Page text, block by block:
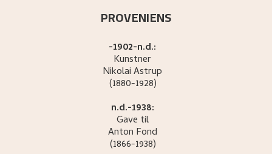
PROVENIENS
-1902-n.d.:
Kunstner
NikolaiAstrup
(1880-1928)
n.d.-1938:
Gave til
Anton Fond
(1866-1938)